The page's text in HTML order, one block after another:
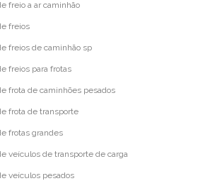
freio a ar caminhão
freios
freios de caminhão sp
freios para frotas
frota de caminhões pesados
frota de transporte
frotas grandes
veículos de transporte de carga
veículos pesados